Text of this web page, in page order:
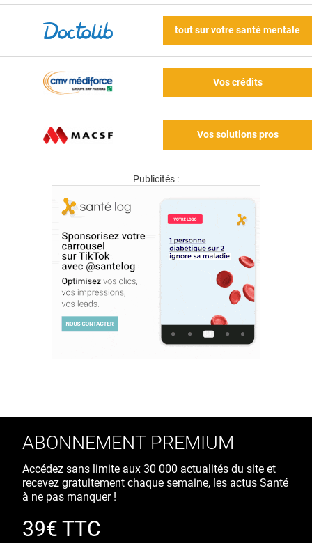
tout sur votre santé mentale
Vos crédits
Vos solutions pros
Publicités :
ABONNEMENT PREMIUM
Accédez sans limite aux 30 000 actualités du site et
recevez gratuitement chaque semaine, les actus Santé
à ne pas manquer !
39€ TTC